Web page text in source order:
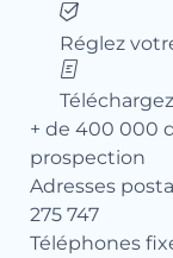
Réglez
+ de 400 000
prospection
Adresses
275 747
Téléphones